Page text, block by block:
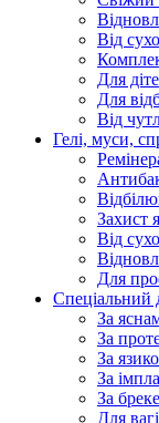
Від
Для
Для
Від
Гелі, муси,
Захист
Від
Для
Спеціальний
За
За
За
За
За
Для